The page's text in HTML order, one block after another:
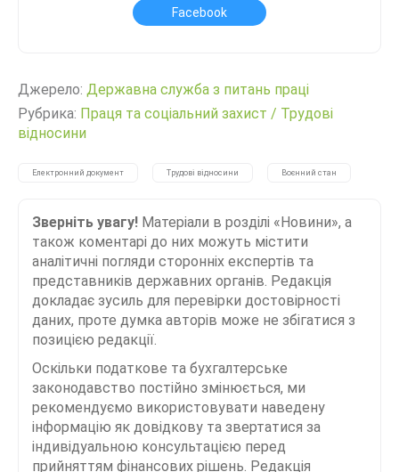
Facebook
Джерело: Державна служба з питань праці
Рубрика: Праця та соціальний захист / Трудові
відносини
Електронний документ Трудові відносини Воєнний стан
Зверніть увагу! Матеріали в розділі «Новини», а
також коментарі до них можуть містити
аналітичні погляди сторонніх експертів та
представників державних органів. Редакція
докладає зусиль для перевірки достовірності
даних, проте думка авторів може не збігатися з
позицією редакції.
Оскільки податкове та бухгалтерське
законодавство постійно змінюється, ми
рекомендуємо використовувати наведену
інформацію як довідкову та звертатися за
індивідуальною консультацією перед
прийняттям фінансових рішень. Редакція